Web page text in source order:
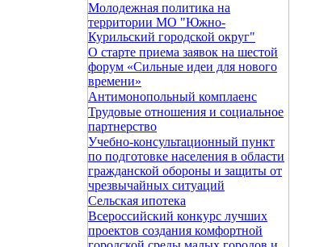
Молодежная политика на
территории МО "Южно-
Курильский городской округ"
О старте приема заявок на шестой
форум «Сильные идеи для нового
времени»
Антимонопольный комплаенс
Трудовые отношения и социальное
партнерство
Учебно-консультационный пункт
по подготовке населения в области
гражданской обороны и защиты от
чрезвычайных ситуаций
Сельская ипотека
Всероссийский конкурс лучших
проектов создания комфортной